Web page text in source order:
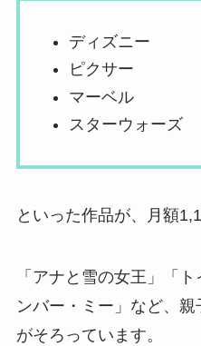
ディズニー
ピクサー
マーベル
スターウォーズ
といった作品が、月額
「アナと雪の女王」「
ンバー・ミー」など、
がそろっています。